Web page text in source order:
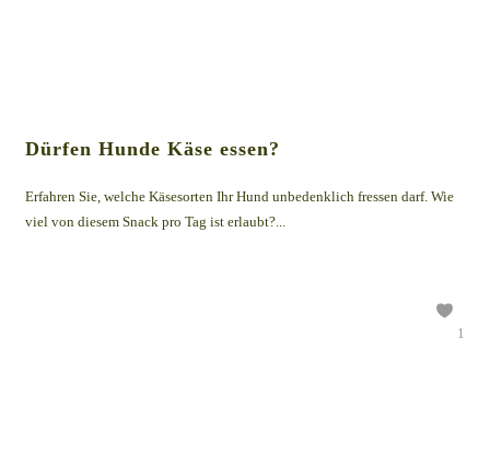
Dürfen Hunde Käse essen?
Erfahren Sie, welche Käsesorten Ihr Hund unbedenklich fressen darf. Wie
viel von diesem Snack pro Tag ist erlaubt?...
1